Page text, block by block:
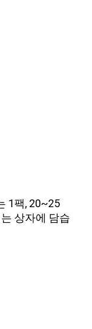
1팩, 20~25
상자에 담습